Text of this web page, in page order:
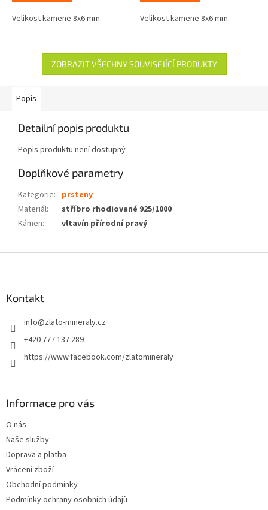
Velikost kamene 8x6 mm. Velikost kamene 8x6 mm.
ZOBRAZIT VŠECHNY SOUVISEJÍCÍ PRODUKTY
Popis
Detailní popis produktu
Popis produktu není dostupný
Doplňkové parametry
Kategorie: prsteny
Materiál:
stříbro rhodiované 925/1000
Kámen: vltavín přírodní pravý
Kontakt
info@zlato-mineraly.cz
+420 777 137 289
https://www.facebook.com/zlatomineraly
Informace pro vás
O nás
Naše služby
Doprava a platba
Vrácení zboží
Obchodní podmínky
Podmínky ochrany osobních údajů